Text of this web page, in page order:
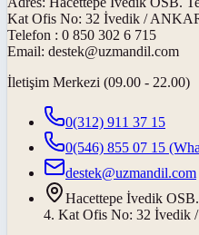
Kat Ofis No: 32 İvedik /
Telefon : 0 850 302 6 715
Email: destek@uzmandil.com
İletişim Merkezi (09.00 - 22.00)
0(312) 911 37 15
0(546) 855 07 15
destek@uzmandil.com
Hacettepe İvedik
4. Kat Ofis No: 32 İvedik